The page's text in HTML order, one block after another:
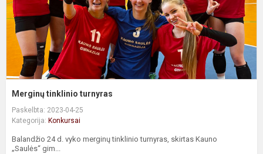
Merginų tinklinio turnyras
Paskelbta: 2023-04-25
Kategorija: Konkursai
Balandžio 24 d. vyko merginų tinklinio turnyras, skirtas Kauno
„Saulės“ gim...